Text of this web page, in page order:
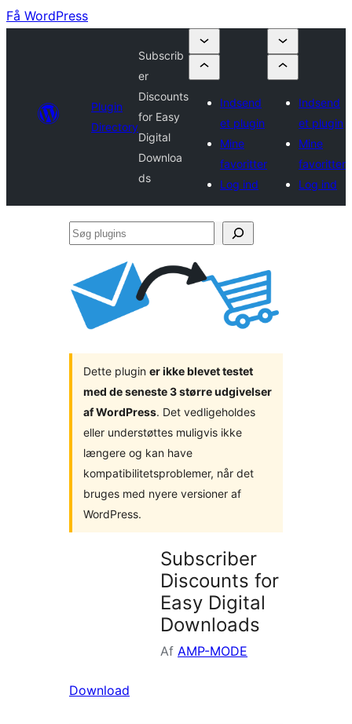
Få WordPress
Plugin
Directory
Subscrib
er
Discounts
for Easy
Digital
Downloa
ds
Indsend
et plugin
Mine
favoritter
Log ind
Indsend
et plugin
Mine
favoritter
Log ind
Søg
Dette plugin er ikke blevet testet
med de seneste 3 større udgivelser
af WordPress. Det vedligeholdes
eller understøttes muligvis ikke
længere og kan have
kompatibilitetsproblemer, når det
bruges med nyere versioner af
WordPress.
Subscriber
Discounts for
Easy Digital
Downloads
Af AMP-MODE
Download